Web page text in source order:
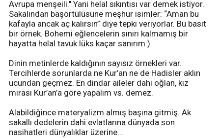
Avrupa menşeili." Yani helal sıkıntısı var demek istiyor.
Sakalından başörtülüsüne meşhur isimler: “Aman bu
kafayla ancak aç kalırsın” diye tepki veriyorlar. Bu basit
bir örnek. Bohemi eğlencelerin sınırı kalmamış bir
hayatta helal tavuk lüks kaçar sanırım:)
Dinin metinlerde kaldığının sayısız örnekleri var.
Tercihlerde sorunlarda ne Kur’an ne de Hadisler aklın
ucundan geçmez. En dindar aileler dahi oğlan, kız
mirası Kur’an’a göre yapalım vs. demez.
Alabildiğince materyalizm almış başına gitmiş. Ak
sakallı dedelerin dahi evlatlarına dünyada son
nasihatleri dünyalıklar üzerine...